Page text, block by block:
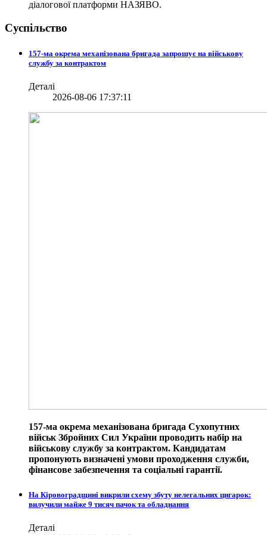
діалогової платформи НАЗЯВО.
Суспільство
157-ма окрема механізована бригада запрошує на військову
службу за контрактом
Деталі
2026-08-06 17:37:11
157-ма окрема механізована бригада Сухопутних
військ Збройних Сил України проводить набір на
військову службу за контрактом. Кандидатам
пропонують визначені умови проходження служби,
фінансове забезпечення та соціальні гарантії.
На Кіровоградщині викрили схему збуту нелегальних цигарок:
вилучили майже 9 тисяч пачок та обладнання
Деталі